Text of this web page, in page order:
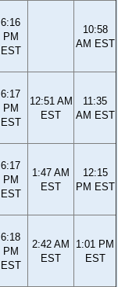
6:16
PM
EST
10:58
AM EST
6:17
PM
EST
12:51 AM
EST
11:35
AM EST
6:17
PM
EST
1:47 AM
EST
12:15
PM EST
6:18
PM
EST
2:42 AM
EST
1:01 PM
EST